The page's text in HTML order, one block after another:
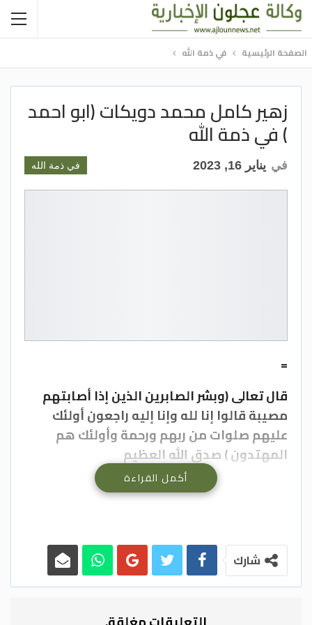
الصفحة الرئيسية في ذمة الله
زهير كامل محمد دويكات (ابو احمد
) في ذمة الله
في ذمة الله في يناير 16, 2023
=
قال تعالى (وبشر الصابرين الذين إذا أصابتهم
مصيبة قالوا إنا لله وإنا إليه راجعون أولئك
عليهم صلوات من ربهم ورحمة وأولئك هم
المهتدون ) صدق الله العظيم
جثمان المرحوم الطاهر بعد صلاة عصر اليوم
الاثنين من مسجد عرجان الكبير الى مثواه الأخير
في مقبرة البلدة .
أكمل القراءة
شارك